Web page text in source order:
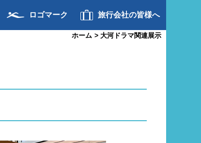
ロゴマーク 旅行会社の皆様へ
ホーム > 大河ドラマ関連展示